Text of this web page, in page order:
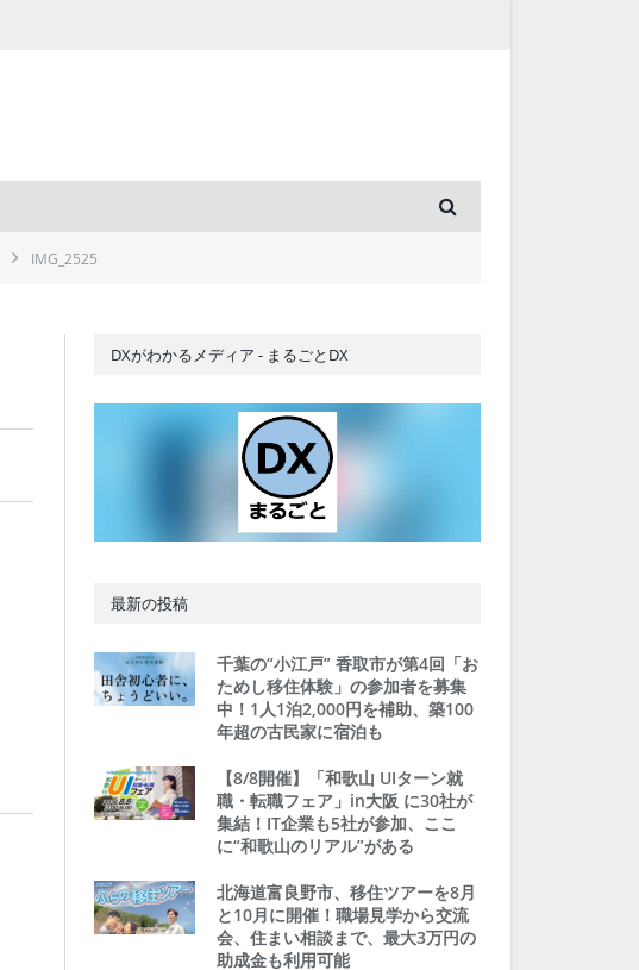
IMG_2525
DXがわかるメディア - まるごとDX
最新の投稿
千葉の“小江戸” 香取市が第4回「お
ためし移住体験」の参加者を募集
中！1人1泊2,000円を補助、築100
年超の古民家に宿泊も
【8/8開催】「和歌山 UIターン就
職・転職フェア」in大阪 に30社が
集結！IT企業も5社が参加、ここ
に“和歌山のリアル”がある
北海道富良野市、移住ツアーを8月
と10月に開催！職場見学から交流
会、住まい相談まで、最大3万円の
助成金も利用可能